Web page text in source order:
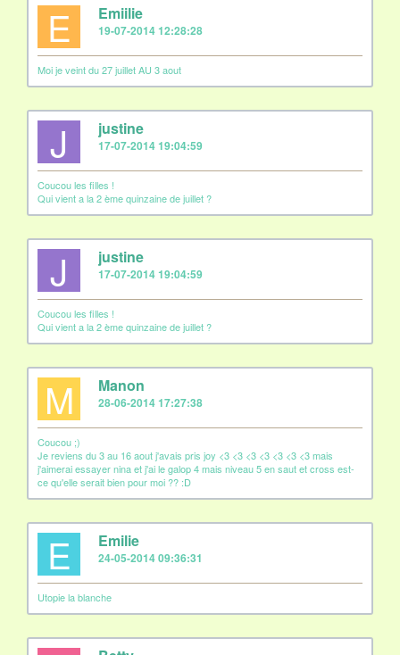
E Emiilie
19-07-2014 12:28:28
Moi je veint du 27 juillet AU 3 aout
J justine
17-07-2014 19:04:59
Coucou les filles !
Qui vient a la 2 ème quinzaine de juillet ?
J justine
17-07-2014 19:04:59
Coucou les filles !
Qui vient a la 2 ème quinzaine de juillet ?
M Manon
28-06-2014 17:27:38
Coucou ;)
Je reviens du 3 au 16 aout j'avais pris joy <3 <3 <3 <3 <3 <3 <3 mais
j'aimerai essayer nina et j'ai le galop 4 mais niveau 5 en saut et cross est-
ce qu'elle serait bien pour moi ?? :D
E Emilie
24-05-2014 09:36:31
Utopie la blanche